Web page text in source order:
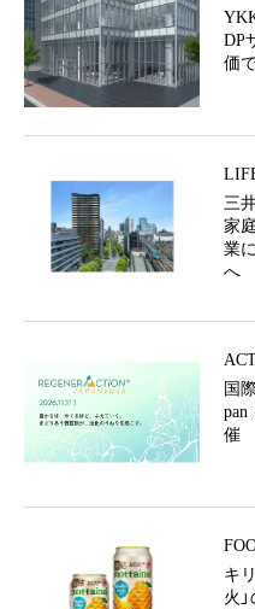
DP
価
三
家
業
へ
国
pan
催
キ
火